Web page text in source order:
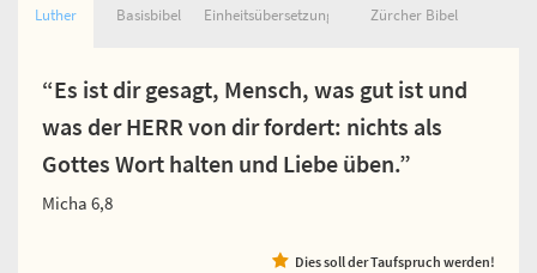
Luther Basisbibel Einheitsübersetzung Zürcher Bibel
“Es ist dir gesagt, Mensch, was gut ist und
was der HERR von dir fordert: nichts als
Gottes Wort halten und Liebe üben.”
Micha 6,8
Dies soll der Taufspruch werden!